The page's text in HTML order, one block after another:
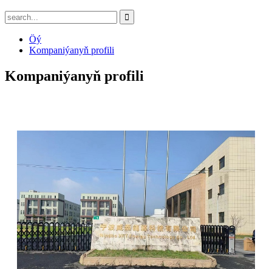
Öý
Kompaniýanyň profili
Kompaniýanyň profili